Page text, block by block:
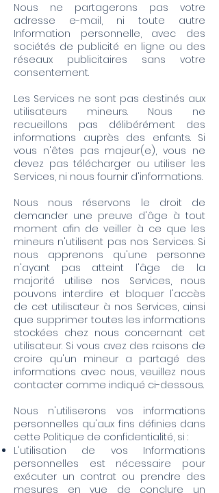
Nous ne partagerons pas votre
adresse e-mail, ni toute autre
Information personnelle, avec des
sociétés de publicité en ligne ou des
réseaux publicitaires sans votre
consentement.
Les Services ne sont pas destinés aux
utilisateurs mineurs. Nous ne
recueillons pas délibérément des
informations auprès des enfants. Si
vous n'êtes pas majeur(e), vous ne
devez pas télécharger ou utiliser les
Services, ni nous fournir d'informations.
Nous nous réservons le droit de
demander une preuve d'âge à tout
moment afin de veiller à ce que les
mineurs n'utilisent pas nos Services. Si
nous apprenons qu'une personne
n'ayant pas atteint l'âge de la
majorité utilise nos Services, nous
pouvons interdire et bloquer l'accès
de cet utilisateur à nos Services, ainsi
que supprimer toutes les informations
stockées chez nous concernant cet
utilisateur. Si vous avez des raisons de
croire qu'un mineur a partagé des
informations avec nous, veuillez nous
contacter comme indiqué ci-dessous.
Nous n'utiliserons vos informations
personnelles qu'aux fins définies dans
cette Politique de confidentialité, si :
L'utilisation de vos Informations
personnelles est nécessaire pour
exécuter un contrat ou prendre des
mesures en vue de conclure un